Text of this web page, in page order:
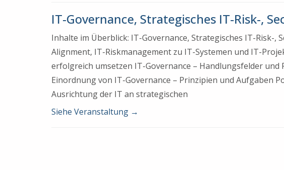
IT-Governance, Strategisches IT-Risk-,
Inhalte im Überblick: IT-Governance, Strategisches IT-Risk-
Alignment, IT-Riskmanagement zu IT-Systemen und IT-
erfolgreich umsetzen IT-Governance – Handlungsfelder
Einordnung von IT-Governance – Prinzipien und Aufgaben
Ausrichtung der IT an strategischen
Siehe Veranstaltung →